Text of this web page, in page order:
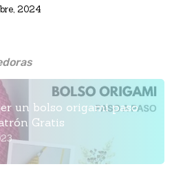
2024
un bolso origami paso
Gratis